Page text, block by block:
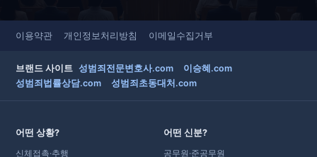
이용약관 개인정보처리방침 이메일수집거부
브랜드 사이트 성범죄전문변호사.com
이승혜.com
성범죄법률상담.com
성범죄초동대처.com
어떤 상황?
신체접촉·추행
어떤 신분?
공무원·준공무원